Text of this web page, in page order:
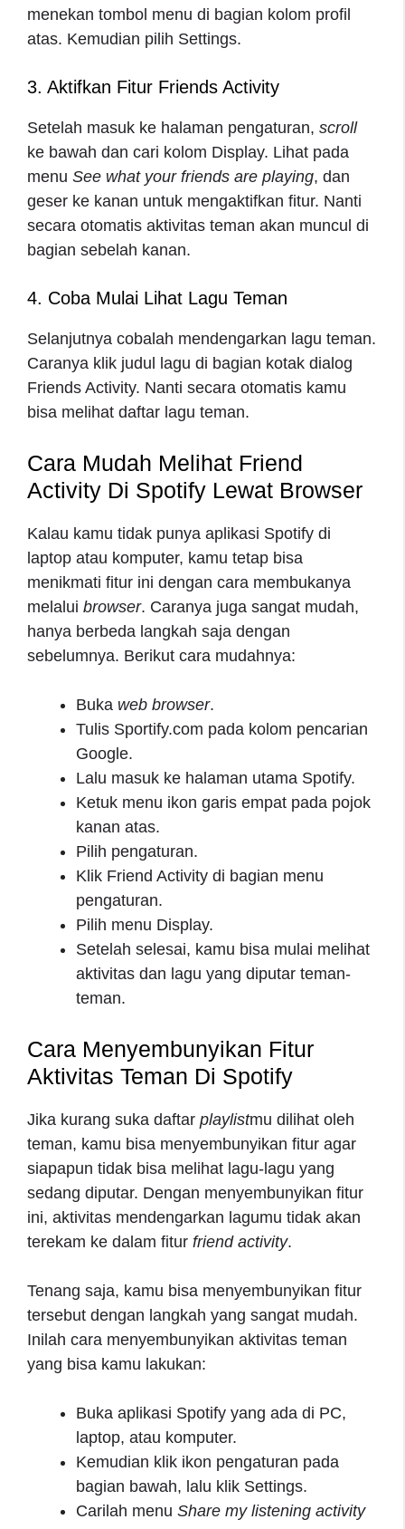
menekan tombol menu di bagian kolom profil
atas. Kemudian pilih Settings.
3. Aktifkan Fitur Friends Activity
Setelah masuk ke halaman pengaturan, scroll
ke bawah dan cari kolom Display. Lihat pada
menu See what your friends are playing, dan
geser ke kanan untuk mengaktifkan fitur. Nanti
secara otomatis aktivitas teman akan muncul di
bagian sebelah kanan.
4. Coba Mulai Lihat Lagu Teman
Selanjutnya cobalah mendengarkan lagu teman.
Caranya klik judul lagu di bagian kotak dialog
Friends Activity. Nanti secara otomatis kamu
bisa melihat daftar lagu teman.
Cara Mudah Melihat Friend
Activity Di Spotify Lewat Browser
Kalau kamu tidak punya aplikasi Spotify di
laptop atau komputer, kamu tetap bisa
menikmati fitur ini dengan cara membukanya
melalui browser. Caranya juga sangat mudah,
hanya berbeda langkah saja dengan
sebelumnya. Berikut cara mudahnya:
Buka web browser.
Tulis Sportify.com pada kolom pencarian
Google.
Lalu masuk ke halaman utama Spotify.
Ketuk menu ikon garis empat pada pojok
kanan atas.
Pilih pengaturan.
Klik Friend Activity di bagian menu
pengaturan.
Pilih menu Display.
Setelah selesai, kamu bisa mulai melihat
aktivitas dan lagu yang diputar teman-
teman.
Cara Menyembunyikan Fitur
Aktivitas Teman Di Spotify
Jika kurang suka daftar playlistmu dilihat oleh
teman, kamu bisa menyembunyikan fitur agar
siapapun tidak bisa melihat lagu-lagu yang
sedang diputar. Dengan menyembunyikan fitur
ini, aktivitas mendengarkan lagumu tidak akan
terekam ke dalam fitur friend activity.
Tenang saja, kamu bisa menyembunyikan fitur
tersebut dengan langkah yang sangat mudah.
Inilah cara menyembunyikan aktivitas teman
yang bisa kamu lakukan:
Buka aplikasi Spotify yang ada di PC,
laptop, atau komputer.
Kemudian klik ikon pengaturan pada
bagian bawah, lalu klik Settings.
Carilah menu Share my listening activity